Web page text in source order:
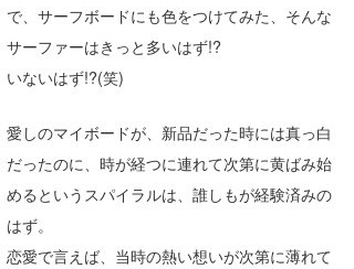
で、サーフボードにも色をつけてみた、そんな
サーファーはきっと多いはず!?
いないはず!?(笑)
愛しのマイボードが、新品だった時には真っ白
だったのに、時が経つに連れて次第に黄ばみ始
めるというスパイラルは、誰しもが経験済みの
はず。
恋愛で言えば、当時の熱い想いが次第に薄れて
Yoshiyuki Obata
arukasvision
CBA Films
熊谷素子
WAVAL
中浦“JET”章
嵯峨明日香
田原啓江
植村未来
NOBUFUKU
☆加藤
+☆maki☆+
chan-U
ECE
G◎Da
波伝説